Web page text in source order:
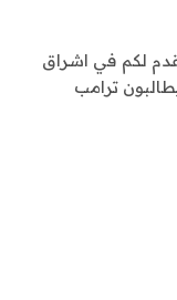
نقدم لكم في اشراق
يطالبون ترامب